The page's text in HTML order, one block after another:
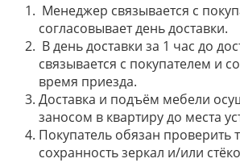
Менеджер связывается с
согласовывает день доставки.
В день доставки за 1 час до
связывается с покупателем и
время приезда.
Доставка и подъём мебели
заносом в квартиру до места
Покупатель обязан проверить
сохранность зеркал и/или